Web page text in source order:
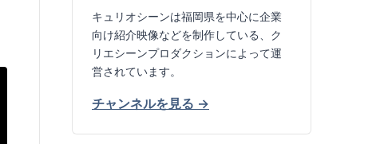
キュリオシーンは福岡県を中心に企業
向け紹介映像などを制作している、ク
リエシーンプロダクションによって運
営されています。
チャンネルを見る →